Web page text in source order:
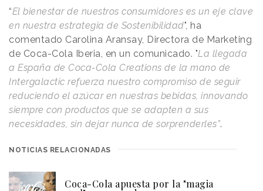
“El bienestar de nuestros consumidores es un eje clave
en nuestra estrategia de Sostenibilidad", ha
comentado Carolina Aransay, Directora de Marketing
de Coca-Cola Iberia, en un comunicado. "La llegada
a España de Coca-Cola Creations de la mano de
Intergalactic refuerza nuestro compromiso de seguir
reduciendo el azúcar en nuestras bebidas, innovando
siempre con productos que se adapten a sus
necesidades, sin dejar nunca de sorprenderles”.
NOTICIAS RELACIONADAS
Coca-Cola apuesta por la "magia